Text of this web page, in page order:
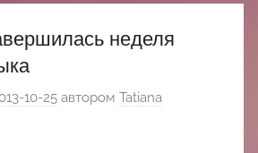
неделя
10-25 автором Tatiana